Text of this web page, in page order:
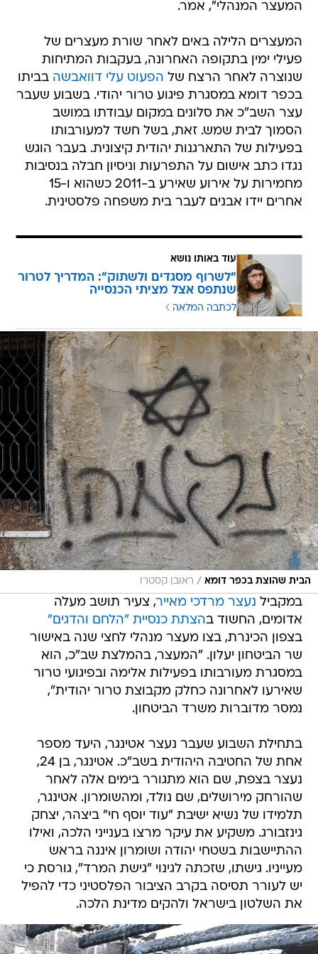
המעצר המנהלי", אמר.
המעצרים הלילה באים לאחר שורת מעצרים של
פעילי ימין בתקופה האחרונה, בעקבות המתיחות
שנוצרה לאחר הרצח של הפעוט עלי דוואבשה בביתו
בכפר דומא במסגרת פיגוע טרור יהודי. בשבוע שעבר
עצר השב"כ את סלונים במקום עבודתו במושב
הסמוך לבית שמש. זאת, בשל חשד למעורבותו
בפעילות של התארגנות יהודית קיצונית. בעבר הוגש
נגדו כתב אישום על התפרעות וניסיון חבלה בנסיבות
מחמירות על אירוע שאירע ב-2011 כשהוא ו-15
אחרים יידו אבנים לעבר בית משפחה פלסטינית.
עוד באותו נושא
"לשרוף מסגדים ולשתוק": המדריך לטרור
שנתפס אצל מציתי הכנסייה
לכתבה המלאה
הבית שהוצת בכפר דומא / ראובן קסטרו
במקביל נעצר מרדכי מאייר, צעיר תושב מעלה
אדומים, החשוד בהצתת כנסיית "הלחם והדגים"
בצפון הכינרת, בצו מעצר מנהלי לחצי שנה באישור
שר הביטחון יעלון. "המעצר, בהמלצת שב"כ, הוא
במסגרת מעורבותו בפעילות אלימה ובפיגועי טרור
שאירעו לאחרונה כחלק מקבוצת טרור יהודית",
נמסר מדוברות משרד הביטחון.
בתחילת השבוע שעבר נעצר אטינגר, היעד מספר
אחת של החטיבה היהודית בשב"כ. אטינגר, בן 24,
נעצר בצפת, שם הוא מתגורר בימים אלה לאחר
שהורחק מירושלים, שם נולד, ומהשומרון. אטינגר,
תלמידו של נשיא ישיבת "עוד יוסף חי" ביצהר, יצחק
גינזבורג. משקיע את עיקר מרצו בענייני הלכה, ואילו
ההתיישבות בשטחי יהודה ושומרון איננה בראש
מעייניו. גישתו, שזכתה לגינוי "גישת המרד", גורסת כי
יש לעורר תסיסה בקרב הציבור הפלסטיני כדי להפיל
את השלטון בישראל ולהקים מדינת הלכה.